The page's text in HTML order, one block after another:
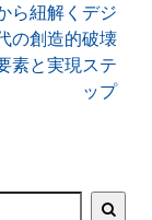
ら紐解くデジ
の創造的破壊
素と実現ステ
ップ